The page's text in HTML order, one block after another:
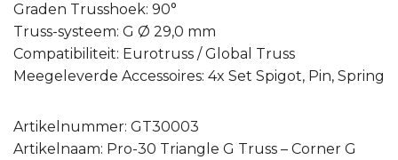
Graden Trusshoek: 90°
Truss-systeem: G Ø 29,0 mm
Compatibiliteit: Eurotruss / Global Truss
Meegeleverde Accessoires: 4x Set Spigot, Pin, Spring
Artikelnummer: GT30003
Artikelnaam: Pro-30 Triangle G Truss – Corner G